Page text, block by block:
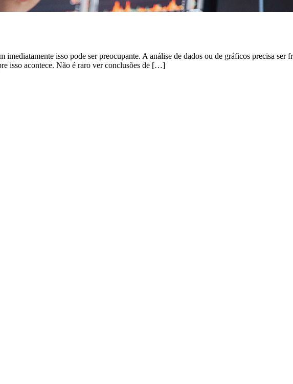
isso pode ser preocupante. A análise de dados ou de gráficos precisa ser
isso acontece. Não é raro ver conclusões de […]